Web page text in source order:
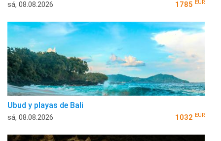
sá, 08.08.2026 1785 EUR
Ubud y playas de Bali
sá, 08.08.2026 1032 EUR